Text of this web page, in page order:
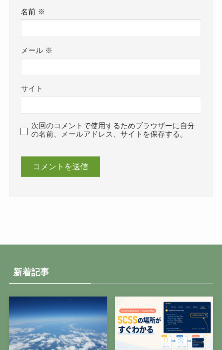
名前 ※
メール ※
サイト
次回のコメントで使用するためブラウザーに自分
の名前、メールアドレス、サイトを保存する。
新着記事